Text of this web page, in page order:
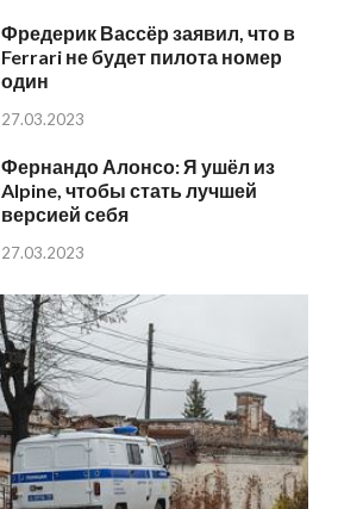
Фредерик Вассёр заявил, что в
Ferrari не будет пилота номер
один
27.03.2023
Фернандо Алонсо: Я ушёл из
Alpine, чтобы стать лучшей
версией себя
27.03.2023